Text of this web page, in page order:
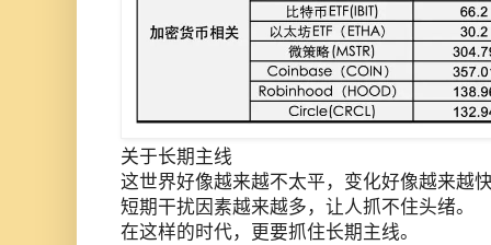
关于长期主线
这世界好像越来越不太平，变化好像越来越
短期干扰因素越来越多，让人抓不住头绪。
在这样的时代，更要抓住长期主线。